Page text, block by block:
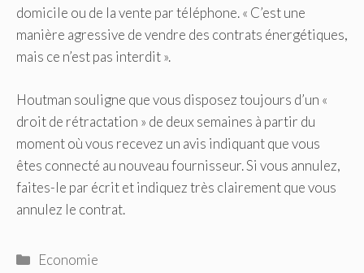
domicile ou de la vente par téléphone. « C’est une
manière agressive de vendre des contrats énergétiques,
mais ce n’est pas interdit ».
Houtman souligne que vous disposez toujours d’un «
droit de rétractation » de deux semaines à partir du
moment où vous recevez un avis indiquant que vous
êtes connecté au nouveau fournisseur. Si vous annulez,
faites-le par écrit et indiquez très clairement que vous
annulez le contrat.
Catégories
Economie